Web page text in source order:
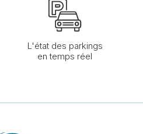
L'état des parkings
en temps réel